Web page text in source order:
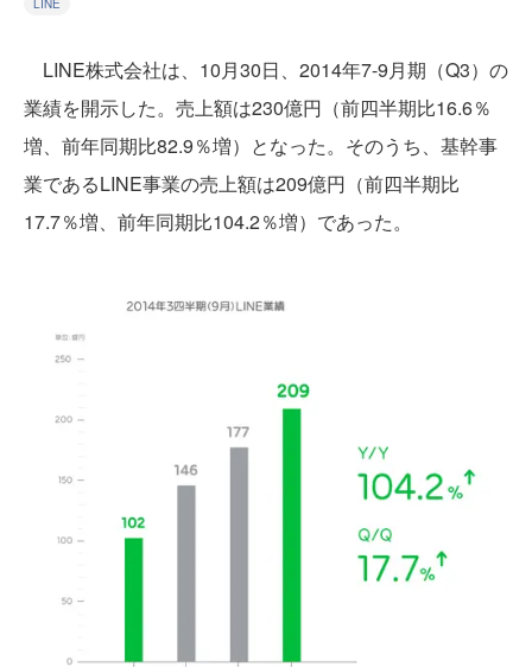
LINE
LINE株式会社は、10月30日、2014年7-9月期（Q3）の
業績を開示した。売上額は230億円（前四半期比16.6％
増、前年同期比82.9％増）となった。そのうち、基幹事
業であるLINE事業の売上額は209億円（前四半期比
17.7％増、前年同期比104.2％増）であった。